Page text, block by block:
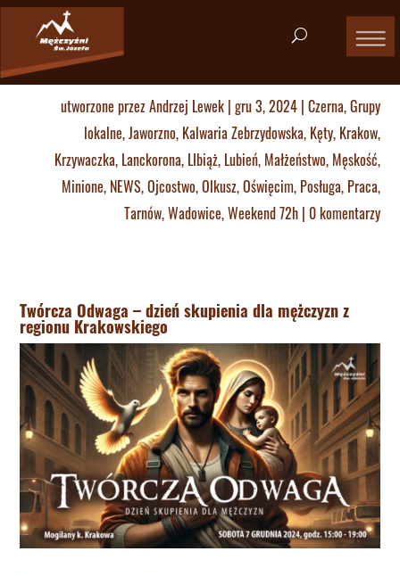
utworzone przezAndrzej Lewek| gru 3, 2024| Czerna,Grupy
lokalne,Jaworzno, Kalwaria Zebrzydowska, Kęty, Krakow,
Krzywaczka, Lanckorona, LIbiąż, Lubień, Małżeństwo, Męskość,
Minione, NEWS,Ojcostwo,Olkusz,Oświęcim, Posługa, Praca,
Tarnów,Wadowice,Weekend 72h| 0 komentarzy
Twórcza Odwaga – dzień skupienia dla mężczyzn z
regionu Krakowskiego